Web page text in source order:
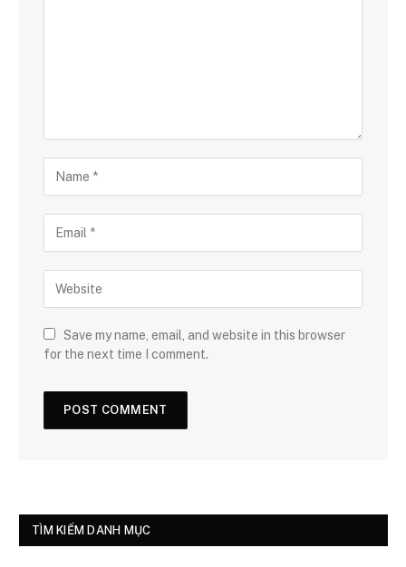
Save my name, email, and website in this browser
for the next time I comment.
TÌM KIẾM DANH MỤC